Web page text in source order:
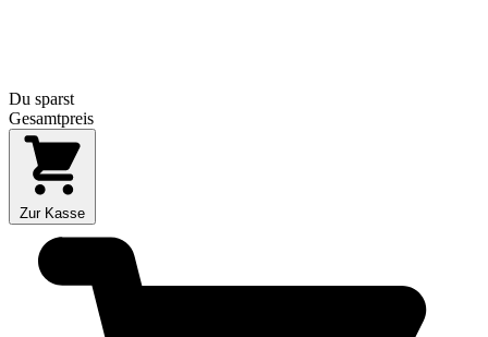
Du sparst
Gesamtpreis
Zur Kasse